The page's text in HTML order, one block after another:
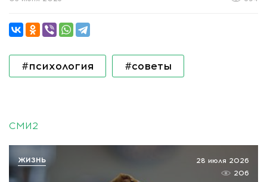
#психология #советы
СМИ2
28 июля 2026
206
ЖИЗНЬ